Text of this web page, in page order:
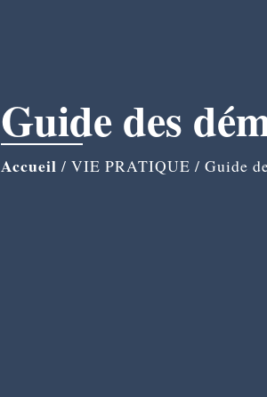
Guide des
Accueil / VIE PRATIQUE / Guide